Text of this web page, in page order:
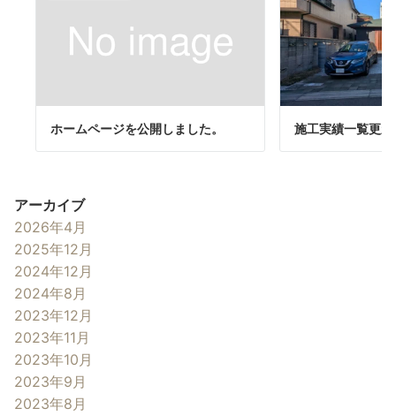
ホームページを公開しました。 施工実績一覧更
アーカイブ
2026年4月
2025年12月
2024年12月
2024年8月
2023年12月
2023年11月
2023年10月
2023年9月
2023年8月